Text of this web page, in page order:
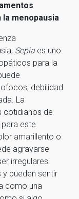
menopausia
Sepia es uno
para la
debilidad
La
cotidianos de
este
amarillento o
agravarse
irregulares.
pueden sentir
como una